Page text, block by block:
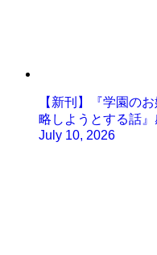
【新刊】『学園の
略しようとする話
July 10, 2026